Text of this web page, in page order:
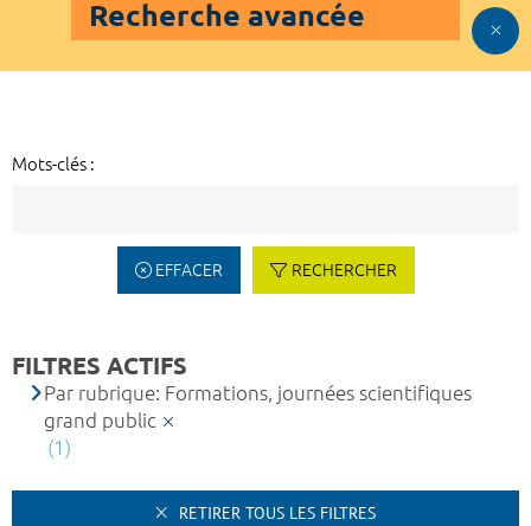
Recherche avancée
Mots-clés :
EFFACER RECHERCHER
FILTRES ACTIFS
Par rubrique: Formations, journées scientifiques
grand public
(1)
RETIRER TOUS LES FILTRES